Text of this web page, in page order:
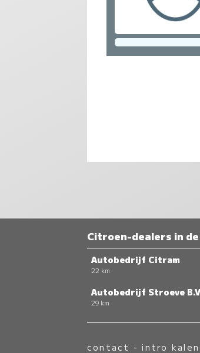
Citroen-dealers in
Autobedrijf Citram
22 km
Autobedrijf Stroeve
29 km
contact -intro